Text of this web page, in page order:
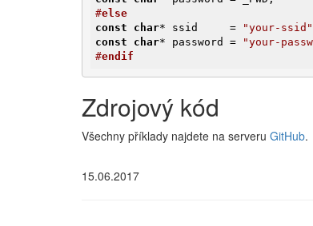
#else
const
char* ssid     = "your-ssid"
const
char* password = "your-
#endif
Zdrojový kód
Všechny příklady najdete na serveru GitHub.
15.06.2017